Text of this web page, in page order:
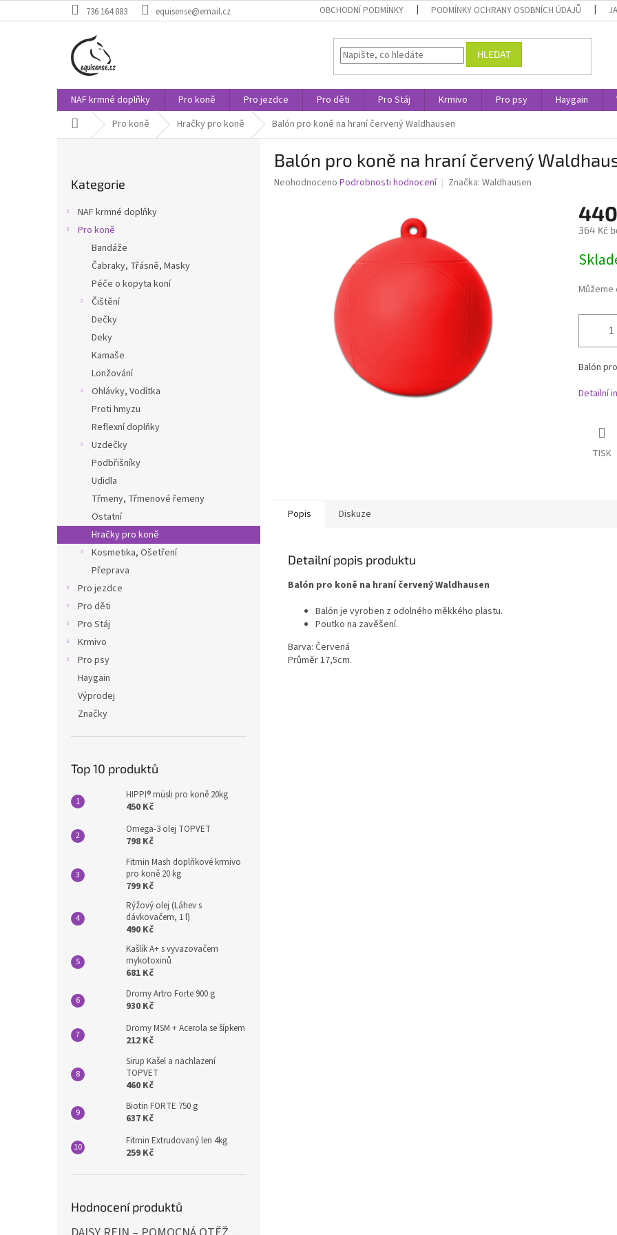
na
736 164 883 equisense@email.cz OBCHODNÍ PODMÍNKY PODMÍNKY OCHRANY OSOBNÍCH ÚDAJŮ
HLEDAT
NAF krmné doplňky Pro koně Pro jezdce Pro děti Pro Stáj Krmivo Pro psy Haygain
Domů Pro koně Hračky pro koně Balón pro koně na hraní červený Waldhausen
kategorie
Kategorie
NAF krmné doplňky
Pro koně
Bandáže
Čabraky, Třásně, Masky
Péče o kopyta koní
Čištění
Dečky
Deky
Kamaše
Lonžování
Ohlávky, Vodítka
Proti hmyzu
Reflexní doplňky
Uzdečky
Podbřišníky
Udidla
Třmeny, Třmenové řemeny
Ostatní
Hračky pro koně
Kosmetika, Ošetření
Přeprava
Pro jezdce
Pro děti
Pro Stáj
Krmivo
Pro psy
Haygain
Výprodej
Značky
Top 10 produktů
HIPPI® müsli pro koně 20kg
450 Kč
Omega-3 olej TOPVET
798 Kč
Fitmin Mash doplňkové krmivo
pro koně 20 kg
799 Kč
Rýžový olej (Láhev s
dávkovačem, 1 l)
490 Kč
Kašlík A+ s vyvazovačem
mykotoxinů
681 Kč
Dromy Artro Forte 900 g
930 Kč
Dromy MSM + Acerola se šípkem
212 Kč
Sirup Kašel a nachlazení
TOPVET
460 Kč
Biotin FORTE 750 g
637 Kč
Fitmin Extrudovaný len 4kg
259 Kč
Hodnocení produktů
Balón pro koně na hraní červený
Průměrné
Neohodnoceno Podrobnosti hodnocení Značka: Waldhausen
364 Kč
cena:
Můžeme
Balón
Detailní
TISK
Popis Diskuze
Detailní popis produktu
Balón pro koně na hraní červený Waldhausen
Balón je vyroben z odolného měkkého plastu.
Poutko na zavěšení.
Barva: Červená
Průměr 17,5cm.